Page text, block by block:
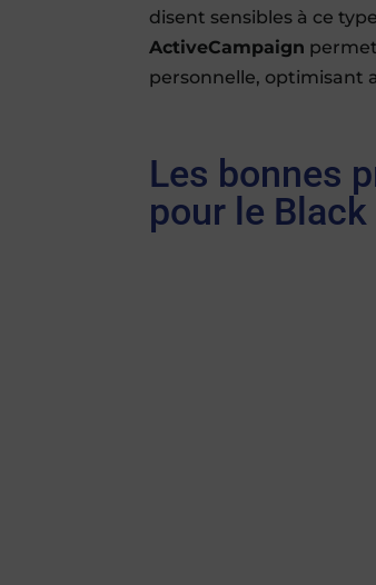
disent sensibles à ce
ActiveCampaign
personnelle, optimisant
Les bonnes
pour le